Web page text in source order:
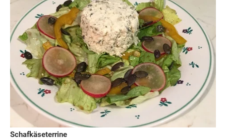
Schafkäseterrine